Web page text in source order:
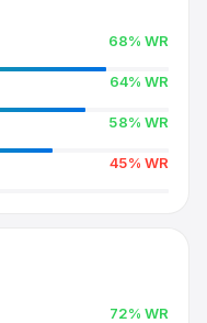
68% WR
64% WR
58% WR
45% WR
72% WR